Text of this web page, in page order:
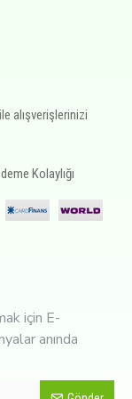
alışverişlerinizi
Kolaylığı
için E-
anında